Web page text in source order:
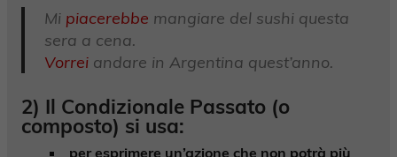
Mi piacerebbe mangiare del sushi questa
sera a cena.
Vorrei andare in Argentina quest’anno.
2) Il Condizionale Passato (o
composto) si usa:
per esprimere un’azione che non potrà più